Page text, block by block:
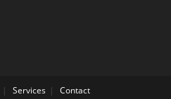
Services Contact